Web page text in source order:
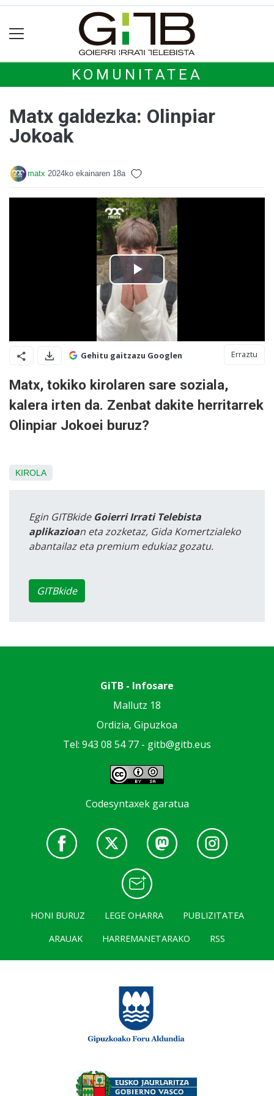
KOMUNITATEA
Matx galdezka: Olinpiar
Jokoak
matx 2024ko ekainaren 18a
Gehitu gaitzazu Googlen Erraztu
Matx, tokiko kirolaren sare soziala,
kalera irten da. Zenbat dakite herritarrek
Olinpiar Jokoei buruz?
KIROLA
Egin GITBkide Goierri Irrati Telebista
aplikazioan eta zozketaz, Gida Komertzialeko
abantailaz eta premium edukiaz gozatu.
GITBkide
GiTB - Infosare
Mallutz 18
Ordizia, Gipuzkoa
Tel: 943 08 54 77 - gitb@gitb.eus
Codesyntaxek garatua
HONI BURUZ LEGE OHARRA
PUBLIZITATEA
ARAUAK
HARREMANETARAKO RSS